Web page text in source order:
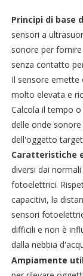
Principi di base
sensori a
sonore per
senza contatto
Il sensore emette
molto elevata e
Calcola il tempo
delle onde
dell'oggetto
Caratteristiche
diversi dai
fotoelettrici.
capacitivi, la
sensori
difficili e non è
dalla nebbia
Ampiamente